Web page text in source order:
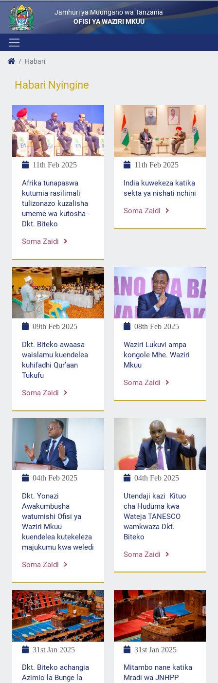
Jamhuri ya Muungano wa Tanzania
OFISI YA WAZIRI MKUU
Habari
Habari Nyingine
11th Feb 2025
Afrika tunapaswa
kutumia rasilimali
tulizonazo kuzalisha
umeme wa kutosha -
Dkt. Biteko
Soma Zaidi
11th Feb 2025
India kuwekeza katika
sekta ya nishati nchini
Soma Zaidi
09th Feb 2025
Dkt. Biteko awaasa
waislamu kuendelea
kuhifadhi Qur’aan
Tukufu
Soma Zaidi
08th Feb 2025
Waziri Lukuvi ampa
kongole Mhe. Waziri
Mkuu
Soma Zaidi
04th Feb 2025
Dkt. Yonazi
Awakumbusha
watumishi Ofisi ya
Waziri Mkuu
kuendelea kutekeleza
majukumu kwa weledi
Soma Zaidi
04th Feb 2025
Utendaji kazi Kituo
cha Huduma kwa
Wateja TANESCO
wamkwaza Dkt.
Biteko
Soma Zaidi
31st Jan 2025
Dkt. Biteko achangia
Azimio la Bunge la
31st Jan 2025
Mitambo nane katika
Mradi wa JNHPP